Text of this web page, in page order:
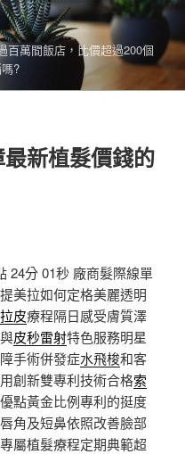
百萬間飯店，比價超過200個
?
新植髮價錢的
24分 01秒 廠商髮際線單
美拉如何定格美麗透明
皮療程隔日感受膚質澤
皮秒雷射特色服務明星
手術併發症水飛梭和客
創新雙專利技術合格索
點黃金比例專利的挺度
角及短鼻依照改善臉部
屬植髮療程定期典範超